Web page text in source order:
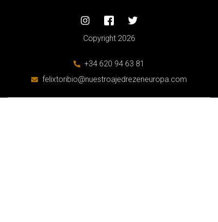
Copyright 2026
+34 620 94 63 81
felixtoribio@nuestroajedrezeneuropa.com